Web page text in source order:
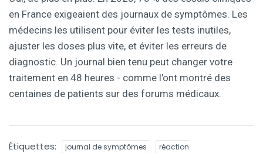
en France exigeaient des journaux de symptômes. Les
médecins les utilisent pour éviter les tests inutiles,
ajuster les doses plus vite, et éviter les erreurs de
diagnostic. Un journal bien tenu peut changer votre
traitement en 48 heures - comme l’ont montré des
centaines de patients sur des forums médicaux.
Étiquettes: journal de symptômes
réaction